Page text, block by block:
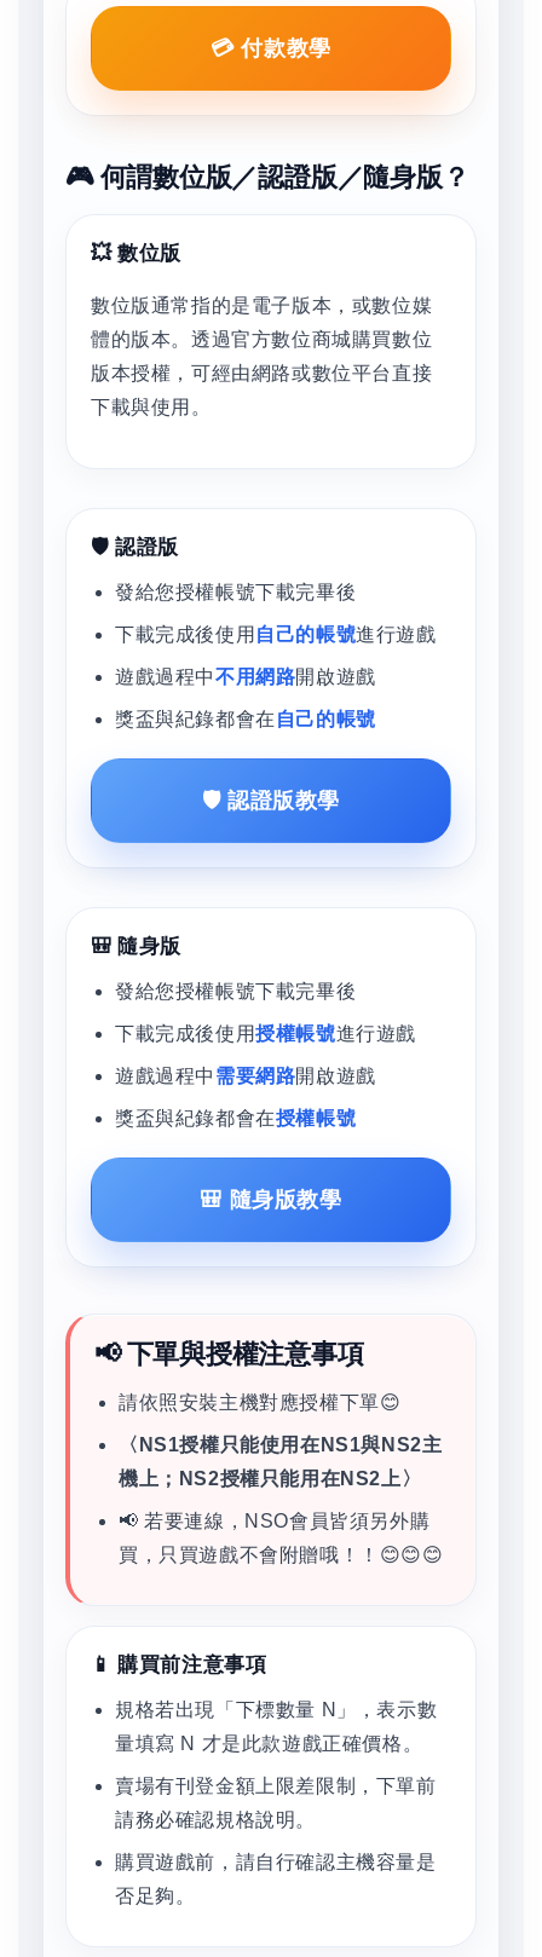
💳 付款教學
🎮 何謂數位版／認證版／隨身版？
💥 數位版
數位版通常指的是電子版本，或數位媒
體的版本。透過官方數位商城購買數位
版本授權，可經由網路或數位平台直接
下載與使用。
🛡️ 認證版
發給您授權帳號下載完畢後
下載完成後使用 自己的帳號進行遊戲
遊戲過程中不用網路開啟遊戲
獎盃與紀錄都會在 自己的帳號
🛡️ 認證版教學
🎒 隨身版
發給您授權帳號下載完畢後
下載完成後使用授權帳號進行遊戲
遊戲過程中 需要網路開啟遊戲
獎盃與紀錄都會在授權帳號
🎒 隨身版教學
📢 下單與授權注意事項
請依照安裝主機對應授權下單😊
〈NS1授權只能使用在NS1與NS2主
機上；NS2授權只能用在NS2上〉
📢 若要連線，NSO會員皆須另外購
買，只買遊戲不會附贈哦！！😊😊😊
📱 購買前注意事項
規格若出現「下標數量 N」，表示數
量填寫 N 才是此款遊戲正確價格。
賣場有刊登金額上限差限制，下單前
請務必確認規格說明。
購買遊戲前，請自行確認主機容量是
否足夠。